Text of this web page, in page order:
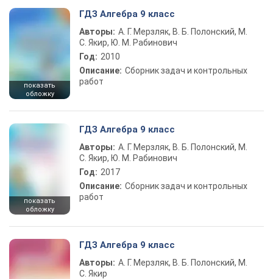
показать
обложку
ГДЗ Алгебра 9 класс
Авторы: А. Г. Мерзляк, В. Б. Полонский, М.
С. Якир, Ю. М. Рабинович
Год: 2010
Описание: Сборник задач и контрольных
работ
показать
обложку
ГДЗ Алгебра 9 класс
Авторы: А. Г. Мерзляк, В. Б. Полонский, М.
С. Якир, Ю. М. Рабинович
Год: 2017
Описание: Сборник задач и контрольных
работ
ГДЗ Алгебра 9 класс
Авторы: А. Г. Мерзляк, В. Б. Полонский, М.
С. Якир